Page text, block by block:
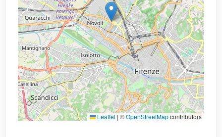
Leaflet | ©OpenStreetMapcontributors